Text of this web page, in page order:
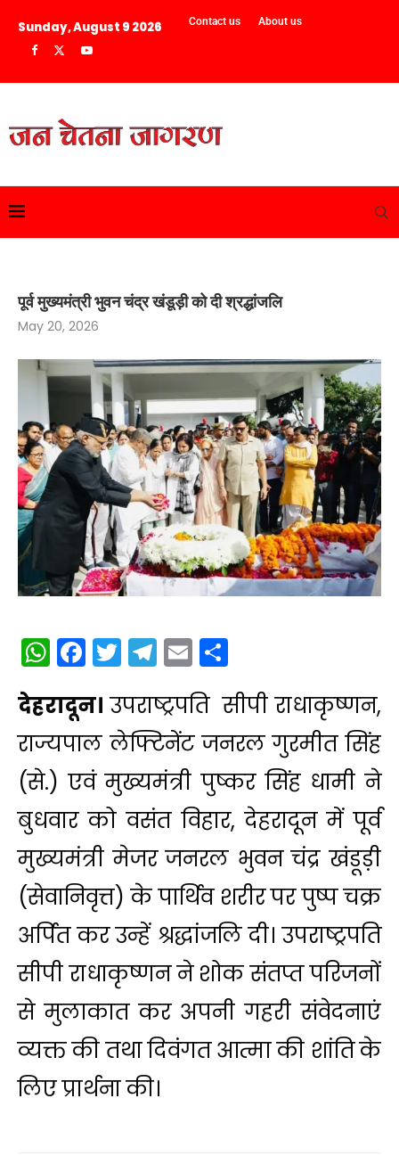
Sunday, August 9 2026 Contact us About us
पूर्व मुख्यमंत्री भुवन चंद्र खंडूड़ी को दी श्रद्धांजलि
May 20, 2026
WhatsApp
Facebook
Twitter
Telegram
Email
देहरादून। उपराष्ट्रपति सीपी राधाकृष्णन,
राज्यपाल लेफ्टिनेंट जनरल गुरमीत सिंह
(से.) एवं मुख्यमंत्री पुष्कर सिंह धामी ने
बुधवार को वसंत विहार, देहरादून में पूर्व
मुख्यमंत्री मेजर जनरल भुवन चंद्र खंडूड़ी
(सेवानिवृत्त) के पार्थिव शरीर पर पुष्प चक्र
अर्पित कर उन्हें श्रद्धांजलि दी। उपराष्ट्रपति
सीपी राधाकृष्णन ने शोक संतप्त परिजनों
से मुलाकात कर अपनी गहरी संवेदनाएं
व्यक्त की तथा दिवंगत आत्मा की शांति के
लिए प्रार्थना की।